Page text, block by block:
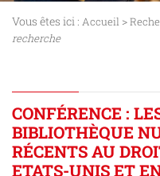
Vous êtes ici : Accueil >
recherche
CONFÉRENCE :
BIBLIOTHÈQUE
RÉCENTS AU
ETATS-UNIS ET